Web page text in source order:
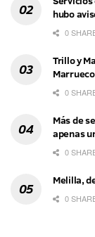
hubo
0
Trillo y
0
Más de
apenas
0
Melilla,
0